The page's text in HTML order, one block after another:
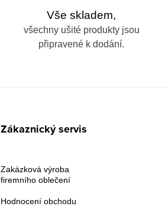
Vše skladem,
všechny ušité produkty jsou
připravené k dodání.
Zákaznický servis
Zakázková výroba
firemního oblečení
Hodnocení obchodu